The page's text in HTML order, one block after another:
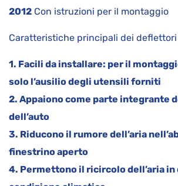
2012 Con istruzioni per il montaggio
Caratteristiche principali dei
1. Facili da installare: per il
solo l’ausilio degli utensili forniti
2. Appaiono come parte integrante
dell’auto
3. Riducono il rumore dell’aria
finestrino aperto
4. Permettono il ricircolo dell’aria in